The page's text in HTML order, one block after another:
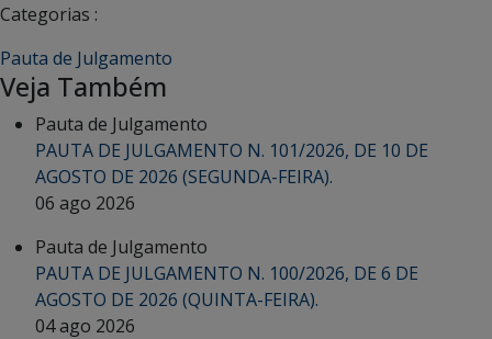
Categorias :
Pauta de Julgamento
Veja Também
Pauta de Julgamento
PAUTA DE JULGAMENTO N. 101/2026, DE 10 DE
AGOSTO DE 2026 (SEGUNDA-FEIRA).
06 ago 2026
Pauta de Julgamento
PAUTA DE JULGAMENTO N. 100/2026, DE 6 DE
AGOSTO DE 2026 (QUINTA-FEIRA).
04 ago 2026